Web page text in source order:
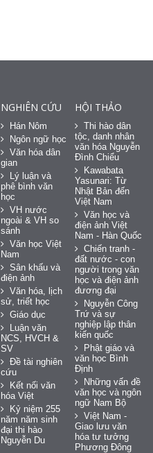
NGHIÊN CỨU
Hán Nôm
Ngôn ngữ học
Văn hóa dân
gian
Lý luận và
phê bình văn
học
VH nước
ngoài & VH so
sánh
Văn học Việt
Nam
Sân khấu và
điện ảnh
Văn hóa, lịch
sử, triết học
Giáo dục
Luận văn
NCS, HVCH &
SV
Đề tài nghiên
cứu
Kết nối văn
hóa Việt
Kỷ niệm 255
năm năm sinh
đại thi hào
Nguyễn Du
HỘI THẢO
Thi hào dân
tộc, danh nhân
văn hóa Nguyễn
Đình Chiểu
Kawabata
Yasunari: Từ
Nhật Bản đến
Việt Nam
Văn học và
điện ảnh Việt
Nam - Hàn Quốc
Chiến tranh -
đất nước - con
người trong văn
học và điện ảnh
đương đại
Nguyễn Công
Trứ và sự
nghiệp lập thân
kiến quốc
Phật giáo và
văn học Bình
Định
Những vấn đề
văn học và ngôn
ngữ Nam Bộ
Việt Nam -
Giao lưu văn
hóa tư tưởng
Phương Đông